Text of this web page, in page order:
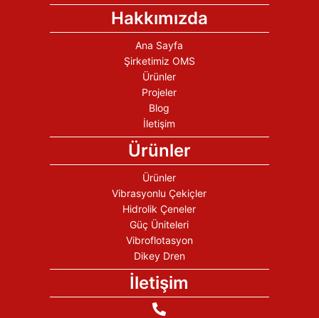
Hakkımızda
Ana Sayfa
Şirketimiz OMS
Ürünler
Projeler
Blog
İletişim
Ürünler
Ürünler
Vibrasyonlu Çekiçler
Hidrolik Çeneler
Güç Üniteleri
Vibroflotasyon
Dikey Dren
İletişim